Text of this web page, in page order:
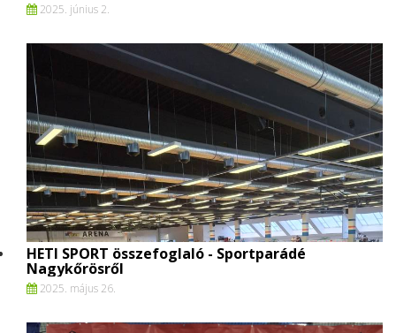
2025. június 2.
HETI SPORT összefoglaló - Sportparádé
Nagykőrösről
2025. május 26.